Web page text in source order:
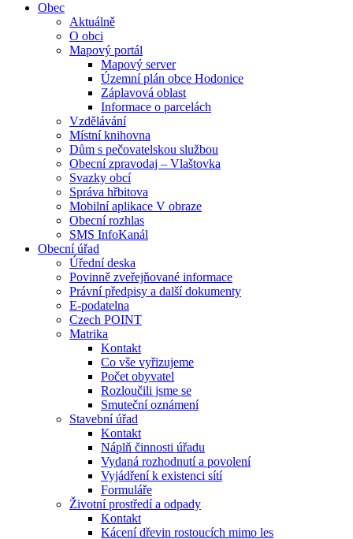
Obec
Aktuálně
O obci
Mapový portál
Mapový server
Územní plán obce Hodonice
Záplavová oblast
Informace o parcelách
Vzdělávání
Místní knihovna
Dům s pečovatelskou službou
Obecní zpravodaj – Vlaštovka
Svazky obcí
Správa hřbitova
Mobilní aplikace V obraze
Obecní rozhlas
SMS InfoKanál
Obecní úřad
Úřední deska
Povinně zveřejňované informace
Právní předpisy a další dokumenty
E-podatelna
Czech POINT
Matrika
Kontakt
Co vše vyřizujeme
Počet obyvatel
Rozloučili jsme se
Smuteční oznámení
Stavební úřad
Kontakt
Náplň činnosti úřadu
Vydaná rozhodnutí a povolení
Vyjádření k existenci sítí
Formuláře
Životní prostředí a odpady
Kontakt
Kácení dřevin rostoucích mimo les